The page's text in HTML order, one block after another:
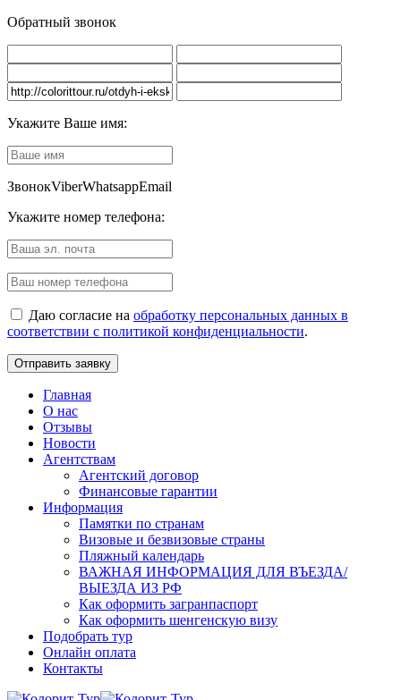
Обратный звонок
Укажите Ваше имя:
ЗвонокViberWhatsappEmail
Укажите номер телефона:
Даю согласие на обработку персональных данных в
соответствии с политикой конфиденциальности.
Главная
О нас
Отзывы
Новости
Агентствам
Агентский договор
Финансовые гарантии
Информация
Памятки по странам
Визовые и безвизовые страны
Пляжный календарь
ВАЖНАЯ ИНФОРМАЦИЯ ДЛЯ ВЪЕЗДА/
ВЫЕЗДА ИЗ РФ
Как оформить загранпаспорт
Как оформить шенгенскую визу
Подобрать тур
Онлайн оплата
Контакты